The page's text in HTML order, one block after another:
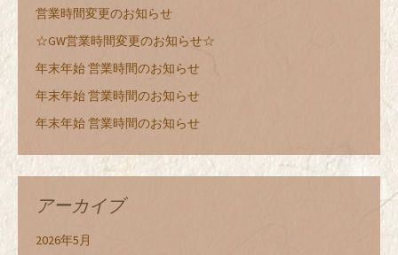
営業時間変更のお知らせ
☆GW営業時間変更のお知らせ☆
年末年始 営業時間のお知らせ
年末年始 営業時間のお知らせ
年末年始 営業時間のお知らせ
アーカイブ
2026年5月